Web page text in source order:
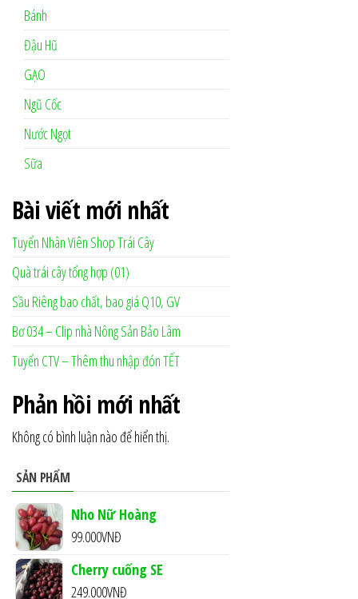
Bánh
Đậu Hũ
GẠO
Ngũ Cốc
Nước Ngọt
Sữa
Bài viết mới nhất
Tuyển Nhân Viên Shop Trái Cây
Quà trái cây tổng hợp (01)
Sầu Riêng bao chất, bao giá Q10, GV
Bơ 034 – Clip nhà Nông Sản Bảo Lâm
Tuyển CTV – Thêm thu nhập đón TẾT
Phản hồi mới nhất
Không có bình luận nào để hiển thị.
SẢN PHẨM
Nho Nữ Hoàng
99.000VNĐ
Cherry cuống SE
249.000VNĐ